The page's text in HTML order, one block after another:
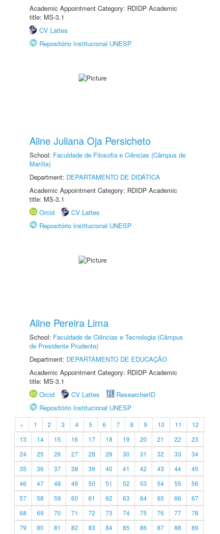
Academic Appointment Category: RDIDP Academic
title: MS-3.1
CV Lattes
Repositório Institucional UNESP
Aline Juliana Oja Persicheto
School: Faculdade de Filosofia e Ciências (Câmpus de
Marília)
Department: DEPARTAMENTO DE DIDÁTICA
Academic Appointment Category: RDIDP Academic
title: MS-3.1
Orcid
CV Lattes
Repositório Institucional UNESP
Aline Pereira Lima
School: Faculdade de Ciências e Tecnologia (Câmpus
de Presidente Prudente)
Department: DEPARTAMENTO DE EDUCAÇÃO
Academic Appointment Category: RDIDP Academic
title: MS-3.1
Orcid
CV Lattes
ResearcherID
Repositório Institucional UNESP
« 1 2 3 4 5 6 7 8 9 10 11
12
13
14 15 16 17 18 19 20 21 22
23
24
25 26 27 28 29 30 31 32 33
34
35
36 37 38 39 40 41 42 43 44
45
46
47 48 49 50 51 52 53 54 55
56
57
58 59 60 61 62 63 64 65 66
67
68
69 70 71 72 73 74 75 76 77
78
79
80 81 82 83 84 85 86 87 88
89